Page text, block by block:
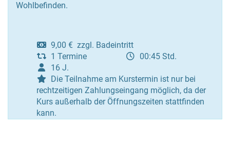
Wohlbefinden.
9,00 € zzgl. Badeintritt
1 Termine
00:45 Std.
16 J.
Die Teilnahme am Kurstermin ist nur bei
rechtzeitigen Zahlungseingang möglich, da der
Kurs außerhalb der Öffnungszeiten stattfinden
kann.